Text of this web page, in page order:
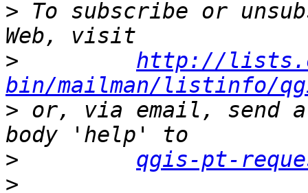
> To subscribe or
>
http://
bin/mailman/listinfo/
> or, via email, send a
>
qgis-pt-
>